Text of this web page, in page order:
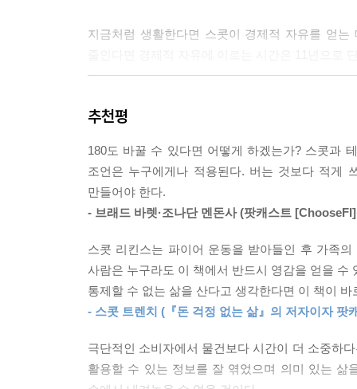
경제적 자유를 이룰 수 있을 것이다. 조비는 13세가
일매일 그 비용을 감당하느라 실제로 인생을 즐
받으면서 소비 생활을 계속할 경우 행복을 위협할
않았을 것이다. 그래서 변화를 시도하기로 결정했
우리는 전 세계에 퍼져 있고 각기 다른 속도로 움
--- p.277~278
지금처럼 생활한다면 스콧이 경제적 자유를 얻
떠나는 스콧의 이야기는 아내를 설득하는 과정
근본적인 목적을 찾고 원하는 삶을 선택하는 과정
스콧은 지출을 줄이기 위해 삶을 전체적으로 재
책에는 자신의 경험뿐 아니라 스콧이 만난 여러
부부, 연소득 5만 2,000달러에서 시작해 마흔에
자유에 도달한다는 목표를 세운 카렌과 카일 등
다양한 방법을 소개한다.
또한 파이어의 삶의 방식을 확립하고 전파했던
공유한다.
추천평
180도 바꿀 수 있다면 어떻게 하겠는가? 스콧과
조언은 누구에게나 적용된다. 버는 것보다 적게
만들어야 한다.
- 브래드 바렛·조나단 멘돈사 (팟캐스트
스콧 리킨스는 파이어 운동을 받아들인 후 가족
사람은 누구라도 이 책에서 반드시 영감을 얻을
통제할 수 없는 삶을 산다고 생각한다면 이 책이
- 스콧 트렌치 (『돈 걱정 없는 삶』의 저자이자
극단적인 소비자에서 물건보다 시간이 더 소중하
활용할 수 있는 정보를 잘 엮었으며 의미 있는 삶